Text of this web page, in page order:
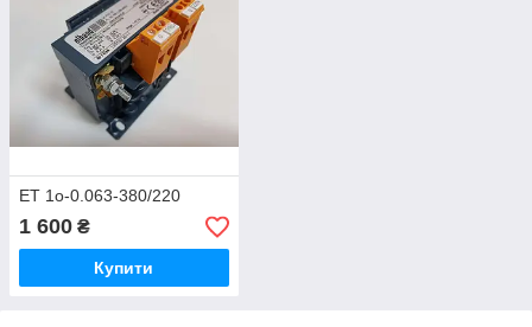
ET 1o-0.063-380/220
1 600 ₴
Купити